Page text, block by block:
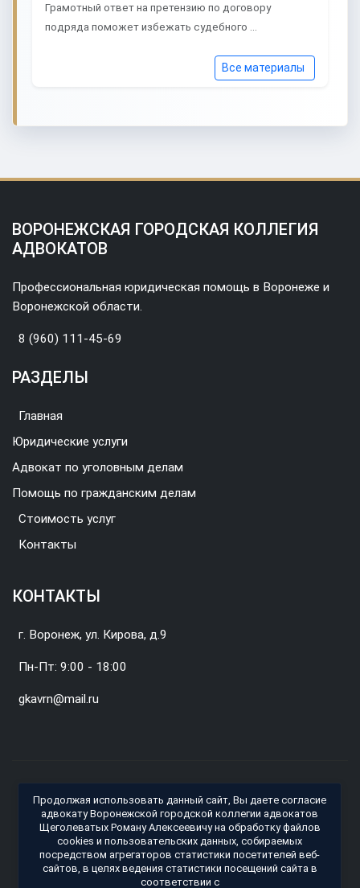
Грамотный ответ на претензию по договору
подряда поможет избежать судебного …
Все материалы
ВОРОНЕЖСКАЯ ГОРОДСКАЯ КОЛЛЕГИЯ
АДВОКАТОВ
Профессиональная юридическая помощь в Воронеже и
Воронежской области.
8 (960) 111-45-69
РАЗДЕЛЫ
Главная
Юридические услуги
Адвокат по уголовным делам
Помощь по гражданским делам
Стоимость услуг
Контакты
КОНТАКТЫ
г. Воронеж, ул. Кирова, д.9
Пн-Пт: 9:00 - 18:00
gkavrn@mail.ru
Владелец сайта: Адвокат ВГКА Щеголеватых Роман
Алексеевич(рег. номер 36/2174)
Политика обработки персональных данных (Политика
конфиденциальности)
Продолжая использовать данный сайт, Вы даете согласие
адвокату Воронежской городской коллегии адвокатов
Щеголеватых Роману Алексеевичу на обработку файлов
cookies и пользовательских данных, собираемых
посредством агрегаторов статистики посетителей веб-
сайтов, в целях ведения статистики посещений сайта в
соответствии с